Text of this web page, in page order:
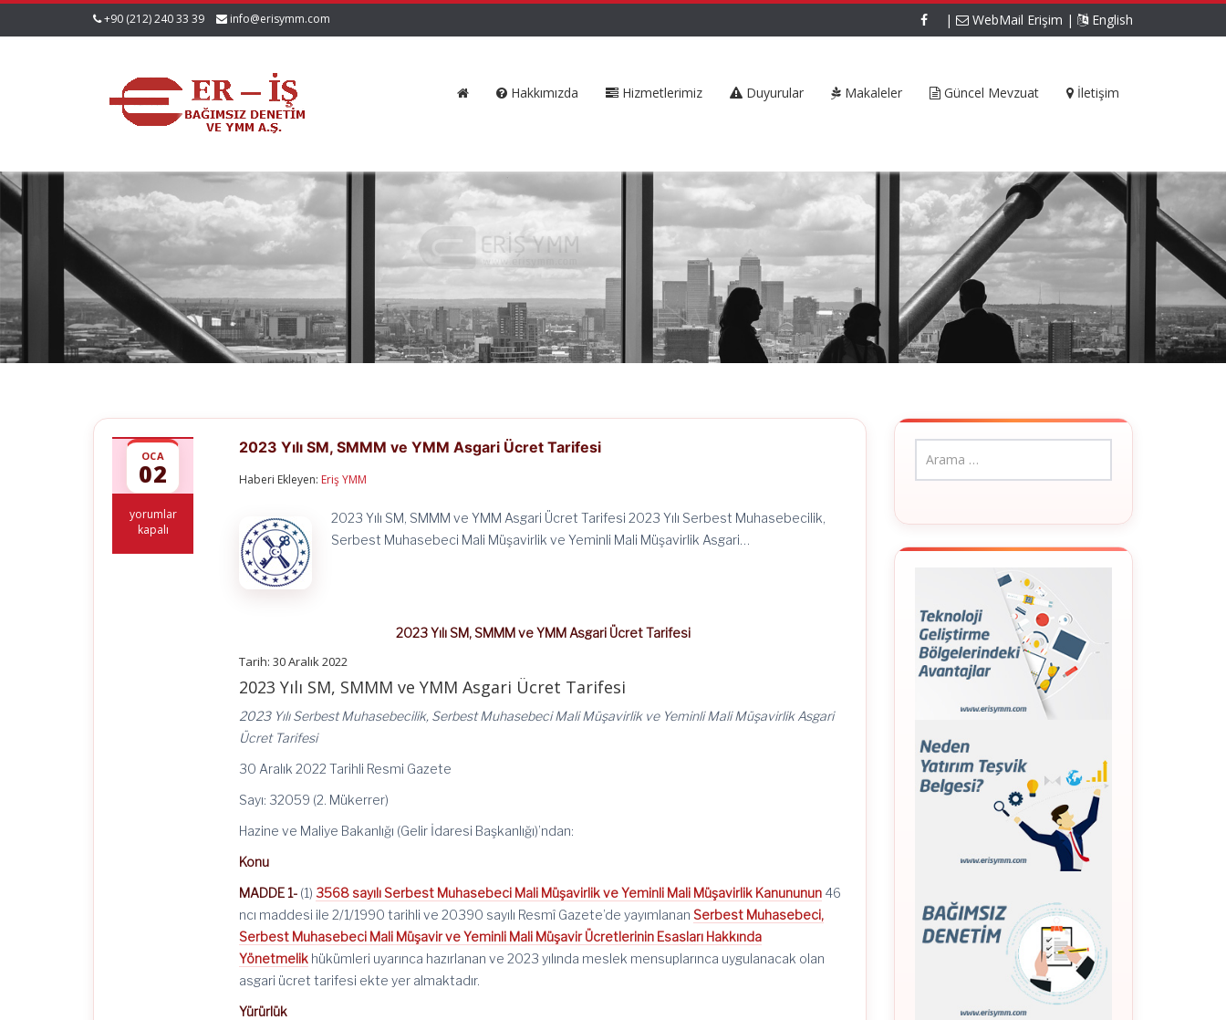
+90 (212) 240 33 39 info@erisymm.com | WebMail Erişim | English
Hakkımızda Hizmetlerimiz Duyurular Makaleler Güncel Mevzuat İletişim
OCA
02
2023
Yılı
yorumlar
kapalı
2023 Yılı SM, SMMM ve YMM Asgari Ücret Tarifesi
Haberi Ekleyen: Eriş YMM
2023 Yılı SM, SMMM ve YMM Asgari Ücret Tarifesi 2023 Yılı Serbest Muhasebecilik,
Serbest Muhasebeci Mali Müşavirlik ve Yeminli Mali Müşavirlik Asgari…
2023 Yılı SM, SMMM ve YMM Asgari Ücret Tarifesi
Tarih: 30 Aralık 2022
2023 Yılı SM, SMMM ve YMM Asgari Ücret Tarifesi
2023 Yılı Serbest Muhasebecilik, Serbest Muhasebeci Mali Müşavirlik ve Yeminli Mali Müşavirlik Asgari
Ücret Tarifesi
30 Aralık 2022 Tarihli Resmi Gazete
Sayı: 32059 (2. Mükerrer)
Hazine ve Maliye Bakanlığı (Gelir İdaresi Başkanlığı)’ndan:
Konu
MADDE 1- (1)3568 sayılı Serbest Muhasebeci Mali Müşavirlik ve Yeminli Mali Müşavirlik Kanununun 46
ncı maddesi ile 2/1/1990 tarihli ve 20390 sayılı Resmî Gazete’de yayımlanan Serbest Muhasebeci,
Serbest Muhasebeci Mali Müşavir ve Yeminli Mali Müşavir Ücretlerinin Esasları Hakkında
Yönetmelik hükümleri uyarınca hazırlanan ve 2023 yılında meslek mensuplarınca uygulanacak olan
asgari ücret tarifesi ekte yer almaktadır.
Yürürlük